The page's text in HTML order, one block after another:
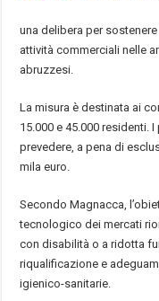
una delibera per
attività commerciali nelle
abruzzesi.
La misura è destinata ai
15.000 e 45.000 residenti.
prevedere, a pena di
mila euro.
Secondo Magnacca,
tecnologico dei mercati
con disabilità o a ridotta
riqualificazione e
igienico-sanitarie.